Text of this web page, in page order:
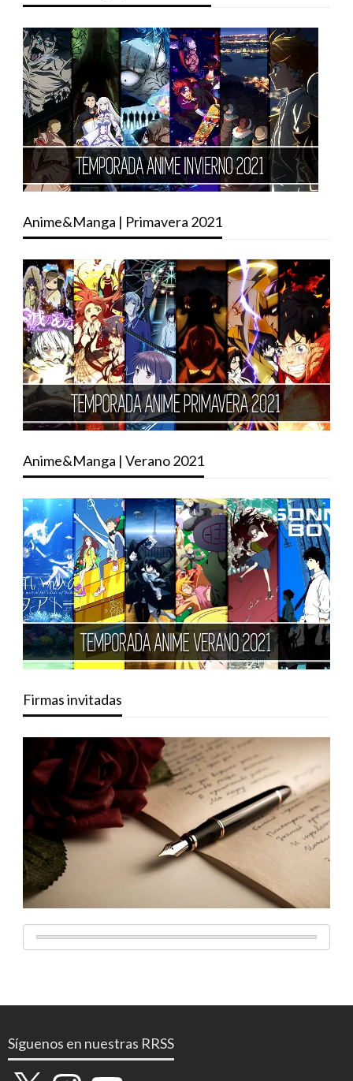
Anime&Manga | Primavera 2021
Anime&Manga | Verano 2021
Firmas invitadas
Síguenos en nuestras RRSS
X InstagramYouTube